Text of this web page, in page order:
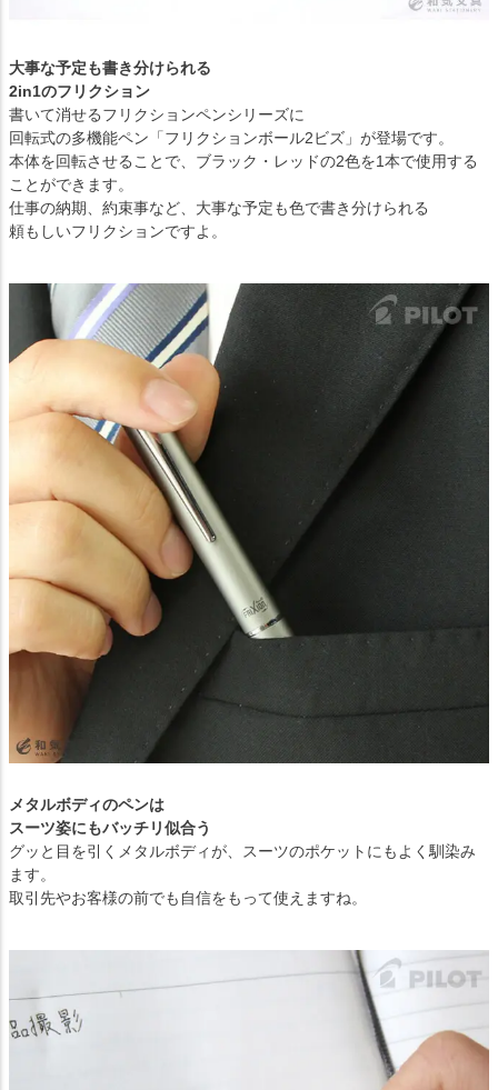
大事な予定も書き分けられる
2in1のフリクション
書いて消せるフリクションペンシリーズに
回転式の多機能ペン「フリクションボール2ビズ」が登場です。
本体を回転させることで、ブラック・レッドの2色を1本で使用する
ことができます。
仕事の納期、約束事など、大事な予定も色で書き分けられる
頼もしいフリクションですよ。
メタルボディのペンは
スーツ姿にもバッチリ似合う
グッと目を引くメタルボディが、スーツのポケットにもよく馴染み
ます。
取引先やお客様の前でも自信をもって使えますね。